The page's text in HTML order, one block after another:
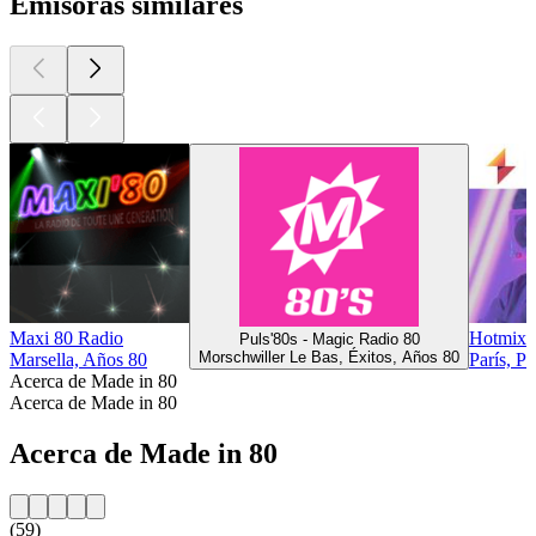
Maxi 80 Radio
Marsella, Años 80
Puls'80s - Magic Radio 80
Morschwiller Le Bas, Éxitos, Años 80
Hotmix
París,
Acerca de Made in 80
Acerca de Made in 80
Acerca de Made in 80
(59)